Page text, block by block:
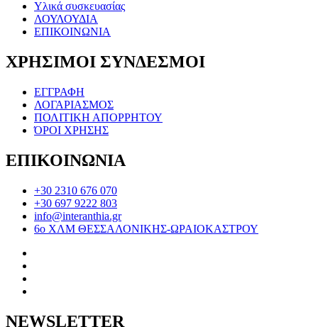
Υλικά συσκευασίας
ΛΟΥΛΟΥΔΙΑ
ΕΠΙΚΟΙΝΩΝΙΑ
ΧΡΗΣΙΜΟΙ ΣΥΝΔΕΣΜΟΙ
ΕΓΓΡΑΦΗ
ΛΟΓΑΡΙΑΣΜΟΣ
ΠΟΛΙΤΙΚΗ ΑΠΟΡΡΗΤΟΥ
ΌΡΟΙ ΧΡΗΣΗΣ
ΕΠΙΚΟΙΝΩΝΙΑ
+30 2310 676 070
+30 697 9222 803
info@interanthia.gr
6ο ΧΛΜ ΘΕΣΣΑΛΟΝΙΚΗΣ-ΩΡΑΙΟΚΑΣΤΡΟΥ
NEWSLETTER